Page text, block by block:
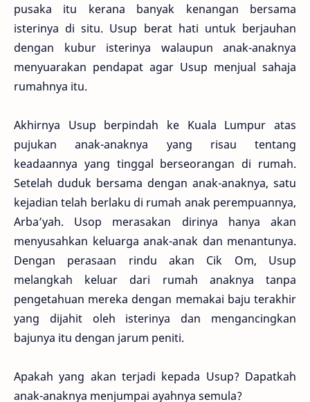
pusaka itu kerana banyak kenangan bersama
isterinya di situ. Usup berat hati untuk berjauhan
dengan kubur isterinya walaupun anak-anaknya
menyuarakan pendapat agar Usup menjual sahaja
rumahnya itu.
Akhirnya Usup berpindah ke Kuala Lumpur atas
pujukan anak-anaknya yang risau tentang
keadaannya yang tinggal berseorangan di rumah.
Setelah duduk bersama dengan anak-anaknya, satu
kejadian telah berlaku di rumah anak perempuannya,
Arba’yah. Usop merasakan dirinya hanya akan
menyusahkan keluarga anak-anak dan menantunya.
Dengan perasaan rindu akan Cik Om, Usup
melangkah keluar dari rumah anaknya tanpa
pengetahuan mereka dengan memakai baju terakhir
yang dijahit oleh isterinya dan mengancingkan
bajunya itu dengan jarum peniti.
Apakah yang akan terjadi kepada Usup? Dapatkah
anak-anaknya menjumpai ayahnya semula?